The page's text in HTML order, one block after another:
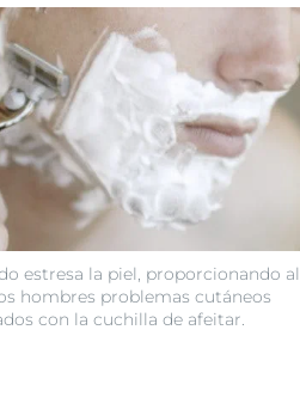
estresa la piel, proporcionando al
hombres problemas cutáneos
con la cuchilla de afeitar.